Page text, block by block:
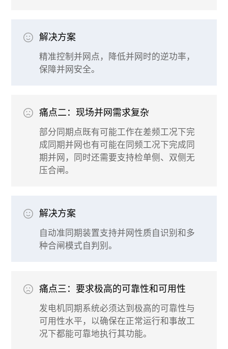
解决方案
精准控制并网点，降低并网时的逆功率，
保障并网安全。
痛点二：现场并网需求复杂
部分同期点既有可能工作在差频工况下完
成同期并网也有可能在同频工况下完成同
期并网，同时还需要支持检单侧、双侧无
压合闸。
解决方案
自动准同期装置支持并网性质自识别和多
种合闸模式自判别。
痛点三：要求极高的可靠性和可用性
发电机同期系统必须达到极高的可靠性与
可用性水平，以确保在正常运行和事故工
况下都能可靠地执行其功能。